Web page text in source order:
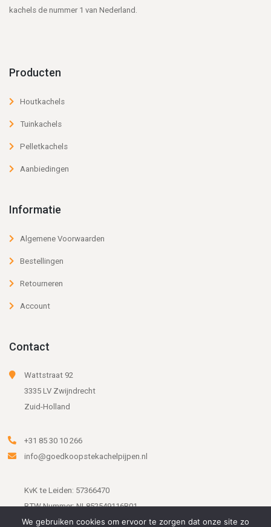
kachels de nummer 1 van Nederland.
Producten
Houtkachels
Tuinkachels
Pelletkachels
Aanbiedingen
Informatie
Algemene Voorwaarden
Bestellingen
Retourneren
Account
Contact
Wattstraat 92
3335 LV Zwijndrecht
Zuid-Holland
+31 85 30 10 266
info@goedkoopstekachelpijpen.nl
KvK te Leiden: 57366470
BTW Nummer: NL852549116B01
We gebruiken cookies om ervoor te zorgen dat onze site zo